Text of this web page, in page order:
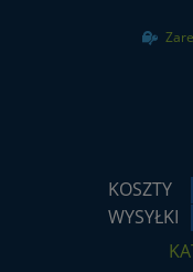
KOSZTY
WYSYŁKI